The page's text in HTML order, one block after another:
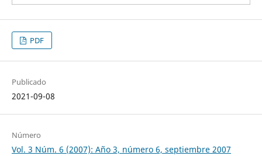
PDF
Publicado
2021-09-08
Número
Vol. 3 Núm. 6 (2007): Año 3, número 6, septiembre 2007